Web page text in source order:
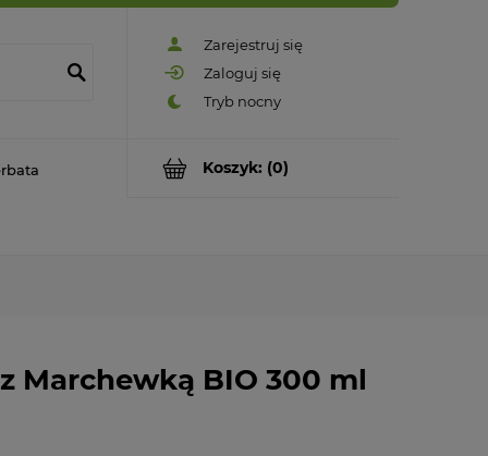
Zarejestruj się
Zaloguj się
Koszyk: (0)
Marchewką BIO 300 ml